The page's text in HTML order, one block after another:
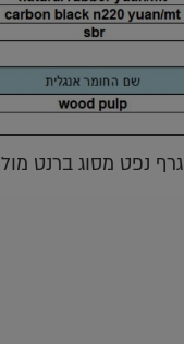
גרף נפט מסוג ברנט מול WTI (מקור בלומברג)